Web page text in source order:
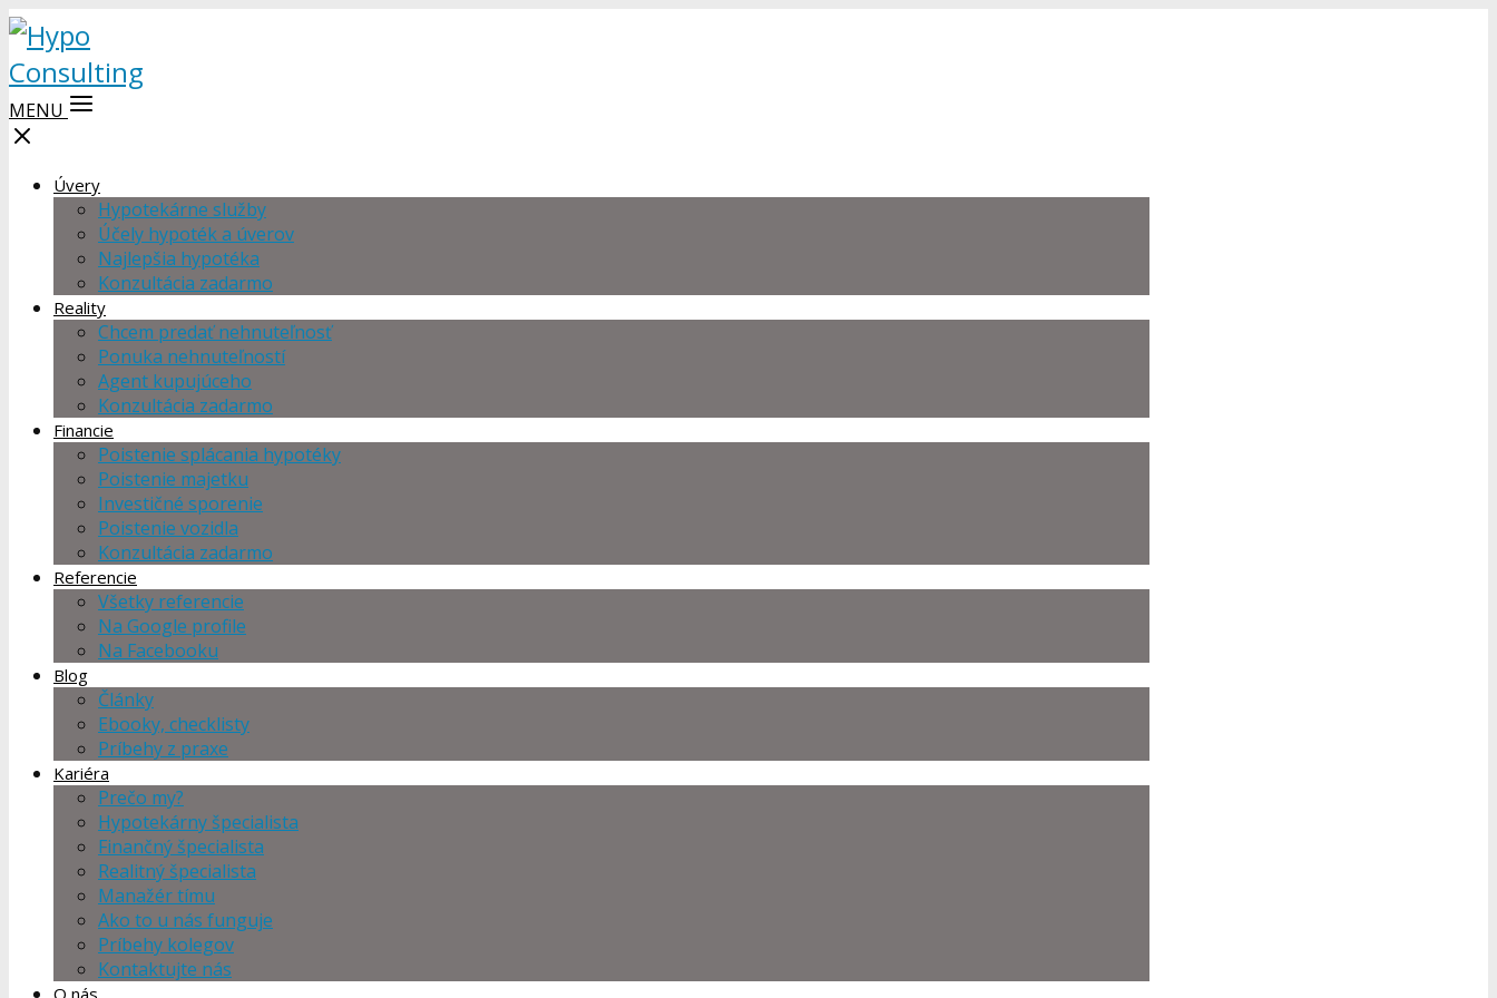
MENU
Úvery
Hypotekárne služby
Účely hypoték a úverov
Najlepšia hypotéka
Konzultácia zadarmo
Reality
Chcem predať nehnuteľnosť
Ponuka nehnuteľností
Agent kupujúceho
Konzultácia zadarmo
Financie
Poistenie splácania hypotéky
Poistenie majetku
Investičné sporenie
Poistenie vozidla
Konzultácia zadarmo
Referencie
Všetky referencie
Na Google profile
Na Facebooku
Blog
Články
Ebooky, checklisty
Príbehy z praxe
Kariéra
Prečo my?
Hypotekárny špecialista
Finančný špecialista
Realitný špecialista
Manažér tímu
Ako to u nás funguje
Príbehy kolegov
Kontaktujte nás
O nás